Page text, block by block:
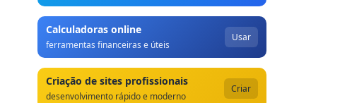
Calculadoras online
ferramentas financeiras e úteis
Usar
Criação de sites profissionais
desenvolvimento rápido e moderno
Criar